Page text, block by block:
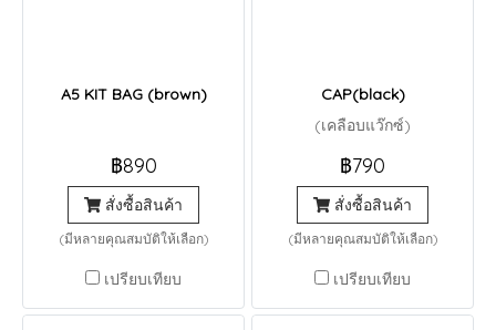
A5 KIT BAG (brown)
฿890
สั่งซื้อสินค้า
(มีหลายคุณสมบัติให้เลือก)
เปรียบเทียบ
CAP(black)
(เคลือบแว๊กซ์)
฿790
สั่งซื้อสินค้า
(มีหลายคุณสมบัติให้เลือก)
เปรียบเทียบ